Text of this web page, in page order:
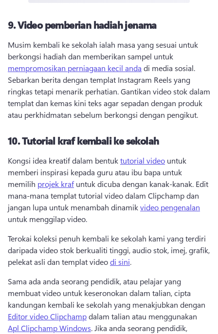
9.Video pemberian hadiah jenama
Musim kembali ke sekolah ialah masa yang sesuai untuk
berkongsi hadiah dan memberikan sampel untuk
mempromosikan perniagaan kecil anda
Sebarkan berita dengan templat Instagram Reels yang
ringkas tetapi menarik perhatian. Gantikan video stok dalam
templat dan kemas kini teks agar sepadan dengan produk
atau perkhidmatan sebelum berkongsi dengan pengikut.
10.Tutorial kraf kembali ke sekolah
Kongsi idea kreatif dalam bentuk tutorial video untuk
memberi inspirasi kepada guru atau ibu bapa untuk
memilih projek kraf untuk dicuba dengan kanak-kanak. Edit
mana-mana templat tutorial video dalam Clipchamp dan
jangan lupa untuk menambah dinamik video pengenalan
untuk menggilap video.
Terokai koleksi penuh kembali ke sekolah kami yang terdiri
daripada video stok berkualiti tinggi, audio stok, imej, grafik,
pelekat asli dan templat video di sini.
Sama ada anda seorang pendidik, atau pelajar yang
membuat video untuk keseronokan dalam talian, cipta
kandungan kembali ke sekolah yang menakjubkan dengan
Editor video Clipchamp dalam talian atau menggunakan
Apl Clipchamp Windows. Jika anda seorang pendidik,